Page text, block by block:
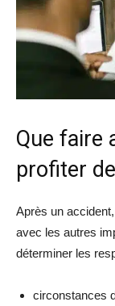
Que faire
profiter
Après un
avec les autres
déterminer les
circonstances